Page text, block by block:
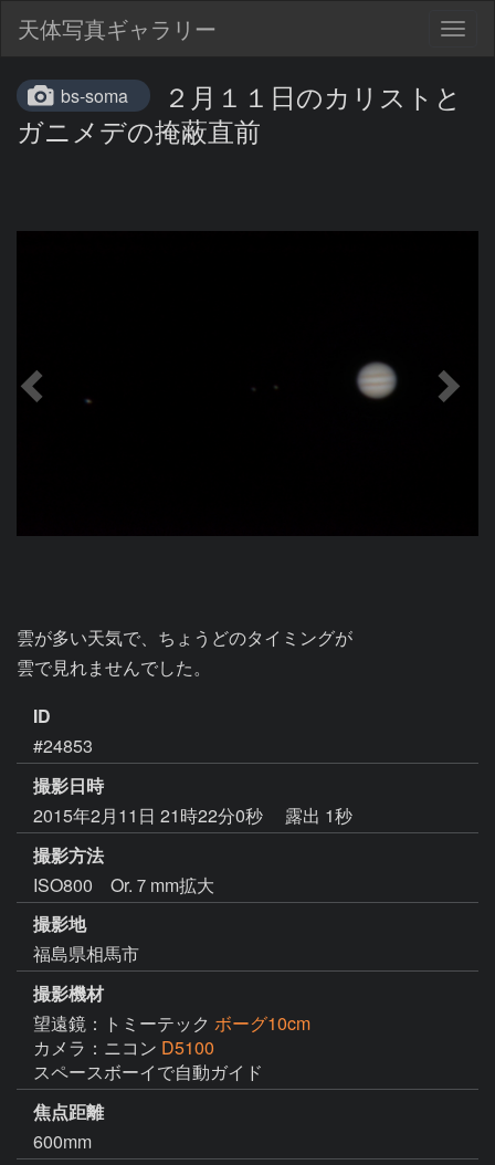
天体写真ギャラリー
bs-soma
２月１１日のカリストと
ガニメデの掩蔽直前
雲が多い天気で、ちょうどのタイミングが
雲で見れませんでした。
ID
#24853
撮影日時
2015年2月11日 21時22分0秒
露出 1秒
撮影方法
ISO800 Or.７mm拡大
撮影地
福島県相馬市
撮影機材
望遠鏡：トミーテック ボーグ10cm
カメラ：ニコン D5100
スペースボーイで自動ガイド
焦点距離
600mm